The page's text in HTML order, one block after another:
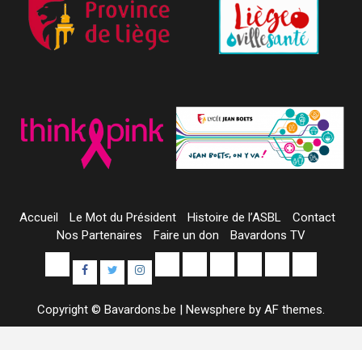
Accueil Le Mot du Président Histoire de l’ASBL
Contact
Nos Partenaires
Faire un don
Bavardons TV
Yelp
Facebook
TwitterInstagram
de
Copyright © Bavardons.be | Newsphere by AF themes.